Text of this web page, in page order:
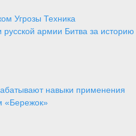
Угрозы Техника
русской армии Битва за историю
навыки применения